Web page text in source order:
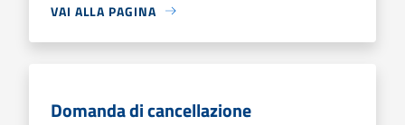
VAI ALLA PAGINA
Domanda di cancellazione